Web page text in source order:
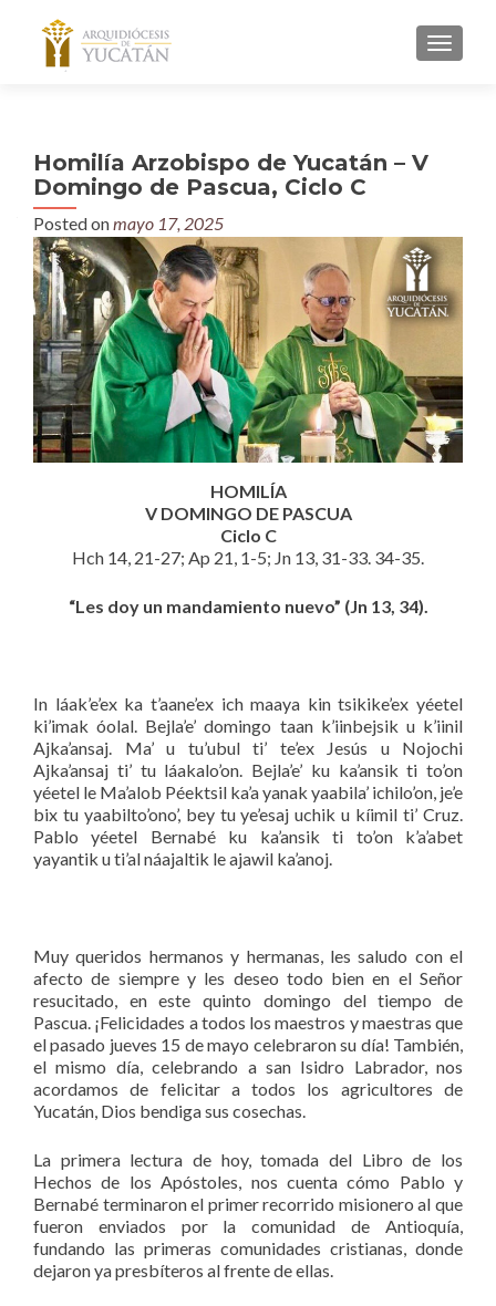
MENU
Homilía Arzobispo de Yucatán – V
Domingo de Pascua, Ciclo C
Posted onmayo 17, 2025
HOMILÍA
V DOMINGO DE PASCUA
Ciclo C
Hch 14, 21-27; Ap 21, 1-5; Jn 13, 31-33. 34-35.
“Les doy un mandamiento nuevo” (Jn 13, 34).
In láak’e’ex ka t’aane’ex ich maaya kin tsikike’ex yéetel
ki’imak óolal. Bejla’e’ domingo taan k’iinbejsik u k’iinil
Ajka’ansaj. Ma’ u tu’ubul ti’ te’ex Jesús u Nojochi
Ajka’ansaj ti’ tu láakalo’on. Bejla’e’ ku ka’ansik ti to’on
yéetel le Ma’alob Péektsil ka’a yanak yaabila’ ichilo’on, je’e
bix tu yaabilto’ono’, bey tu ye’esaj uchik u kíimil ti’ Cruz.
Pablo yéetel Bernabé ku ka’ansik ti to’on k’a’abet
yayantik u ti’al náajaltik le ajawil ka’anoj.
Muy queridos hermanos y hermanas, les saludo con el
afecto de siempre y les deseo todo bien en el Señor
resucitado, en este quinto domingo del tiempo de
Pascua. ¡Felicidades a todos los maestros y maestras que
el pasado jueves 15 de mayo celebraron su día! También,
el mismo día, celebrando a san Isidro Labrador, nos
acordamos de felicitar a todos los agricultores de
Yucatán, Dios bendiga sus cosechas.
La primera lectura de hoy, tomada del Libro de los
Hechos de los Apóstoles, nos cuenta cómo Pablo y
Bernabé terminaron el primer recorrido misionero al que
fueron enviados por la comunidad de Antioquía,
fundando las primeras comunidades cristianas, donde
dejaron ya presbíteros al frente de ellas.